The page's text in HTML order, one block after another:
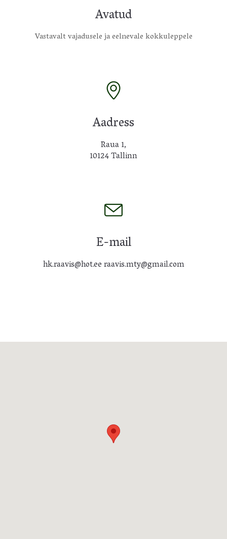
Avatud
Vastavalt vajadusele ja eelnevale kokkuleppele
Aadress
Raua 1,
10124 Tallinn
E-mail
hk.raavis@hot.ee raavis.mty@gmail.com